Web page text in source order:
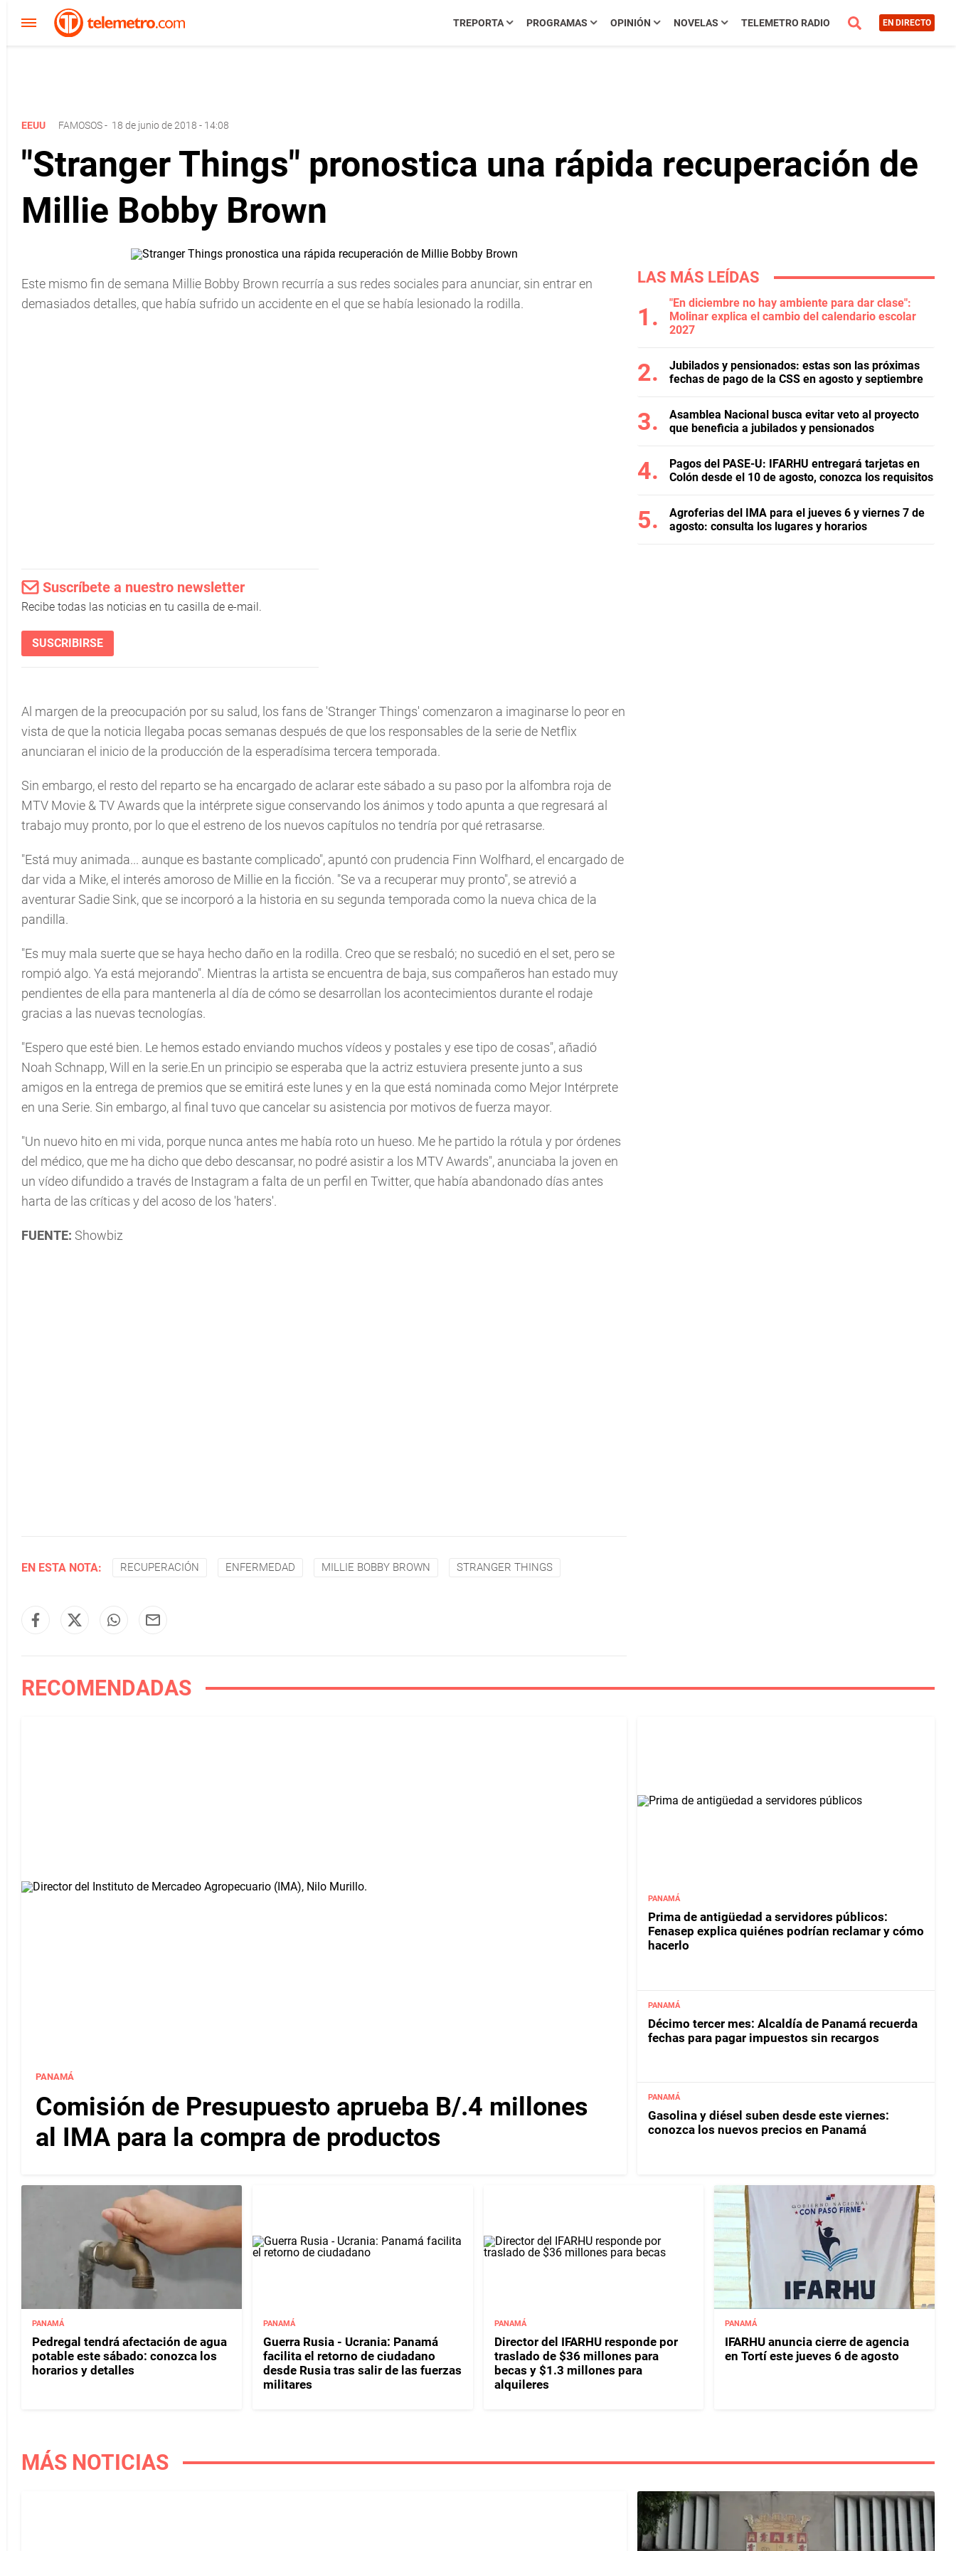
TREPORTA PROGRAMAS OPINIÓN NOVELAS TELEMETRO RADIO EN DIRECTO
EEUU FAMOSOS- 18 de junio de 2018 - 14:08
"Stranger Things" pronostica una rápida recuperación de
Millie Bobby Brown
Este mismo fin de semana Millie Bobby Brown recurría a sus redes sociales para anunciar, sin entrar en
demasiados detalles, que había sufrido un accidente en el que se había lesionado la rodilla.
Suscríbete a nuestro newsletter
Recibe todas las noticias en tu casilla de e-mail.
SUSCRIBIRSE
Al margen de la preocupación por su salud, los fans de 'Stranger Things' comenzaron a imaginarse lo peor en
vista de que la noticia llegaba pocas semanas después de que los responsables de la serie de Netflix
anunciaran el inicio de la producción de la esperadísima tercera temporada.
Sin embargo, el resto del reparto se ha encargado de aclarar este sábado a su paso por la alfombra roja de
MTV Movie & TV Awards que la intérprete sigue conservando los ánimos y todo apunta a que regresará al
trabajo muy pronto, por lo que el estreno de los nuevos capítulos no tendría por qué retrasarse.
"Está muy animada... aunque es bastante complicado", apuntó con prudencia Finn Wolfhard, el encargado de
dar vida a Mike, el interés amoroso de Millie en la ficción. "Se va a recuperar muy pronto", se atrevió a
aventurar Sadie Sink, que se incorporó a la historia en su segunda temporada como la nueva chica de la
pandilla.
"Es muy mala suerte que se haya hecho daño en la rodilla. Creo que se resbaló; no sucedió en el set, pero se
rompió algo. Ya está mejorando". Mientras la artista se encuentra de baja, sus compañeros han estado muy
pendientes de ella para mantenerla al día de cómo se desarrollan los acontecimientos durante el rodaje
gracias a las nuevas tecnologías.
"Espero que esté bien. Le hemos estado enviando muchos vídeos y postales y ese tipo de cosas", añadió
Noah Schnapp, Will en la serie.En un principio se esperaba que la actriz estuviera presente junto a sus
amigos en la entrega de premios que se emitirá este lunes y en la que está nominada como Mejor Intérprete
en una Serie. Sin embargo, al final tuvo que cancelar su asistencia por motivos de fuerza mayor.
"Un nuevo hito en mi vida, porque nunca antes me había roto un hueso. Me he partido la rótula y por órdenes
del médico, que me ha dicho que debo descansar, no podré asistir a los MTV Awards", anunciaba la joven en
un vídeo difundido a través de Instagram a falta de un perfil en Twitter, que había abandonado días antes
harta de las críticas y del acoso de los 'haters'.
FUENTE: Showbiz
EN ESTA NOTA: RECUPERACIÓN ENFERMEDAD MILLIE BOBBY BROWN STRANGER THINGS
LAS MÁS LEÍDAS
"En diciembre no hay ambiente para dar clase":
Molinar explica el cambio del calendario escolar
2027
Jubilados y pensionados: estas son las próximas
fechas de pago de la CSS en agosto y septiembre
Asamblea Nacional busca evitar veto al proyecto
que beneficia a jubilados y pensionados
Pagos del PASE-U: IFARHU entregará tarjetas en
Colón desde el 10 de agosto, conozca los requisitos
Agroferias del IMA para el jueves 6 y viernes 7 de
agosto: consulta los lugares y horarios
RECOMENDADAS
PANAMÁ
Comisión de Presupuesto aprueba B/.4 millones
al IMA para la compra de productos
PANAMÁ
Prima de antigüedad a servidores públicos:
Fenasep explica quiénes podrían reclamar y cómo
hacerlo
PANAMÁ
Décimo tercer mes: Alcaldía de Panamá recuerda
fechas para pagar impuestos sin recargos
PANAMÁ
Gasolina y diésel suben desde este viernes:
conozca los nuevos precios en Panamá
PANAMÁ
Pedregal tendrá afectación de agua
potable este sábado: conozca los
horarios y detalles
PANAMÁ
Guerra Rusia - Ucrania: Panamá
facilita el retorno de ciudadano
desde Rusia tras salir de las fuerzas
militares
PANAMÁ
Director del IFARHU responde por
traslado de $36 millones para
becas y $1.3 millones para
alquileres
PANAMÁ
IFARHU anuncia cierre de agencia
en Tortí este jueves 6 de agosto
MÁS NOTICIAS